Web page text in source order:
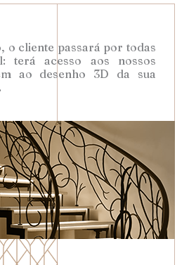
o cliente passará por todas
terá acesso aos nossos
ao desenho 3D da sua